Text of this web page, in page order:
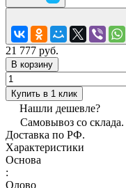
21 777 руб.
В корзину
Купить в 1 клик
Нашли дешевле?
Самовывоз со склада.
Доставка по РФ.
Характеристики
Основа
:
Олово